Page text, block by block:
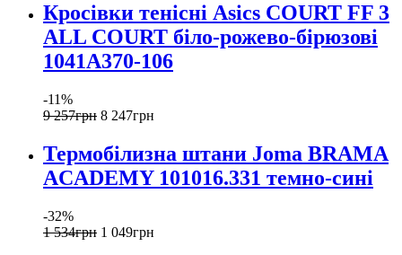
Кросівки тенісні Asics COURT FF 3
ALL COURT біло-рожево-бірюзові
1041A370-106
-11%
9 257грн 8 247грн
Термобілизна штани Joma BRAMA
ACADEMY 101016.331 темно-сині
-32%
1 534грн 1 049грн